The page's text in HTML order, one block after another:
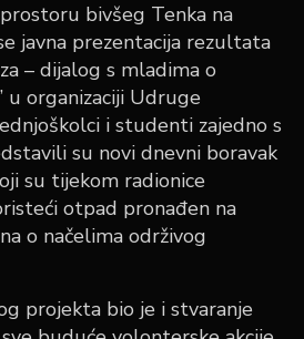
bivšeg Tenka na
javna prezentacija rezultata
– dijalog s mladima o
u organizaciji Udruge
i studenti zajedno s
su novi dnevni boravak
su tijekom radionice
otpad pronađen na
o načelima održivog
projekta bio je i stvaranje